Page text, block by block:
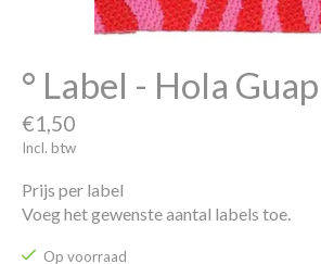
° Label - Hola
€1,50
Incl. btw
Prijs per label
Voeg het gewenste aantal labels toe.
Op voorraad